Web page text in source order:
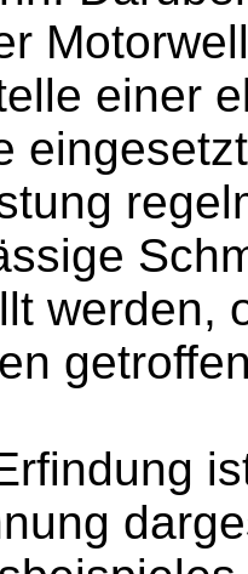
einer
werden,